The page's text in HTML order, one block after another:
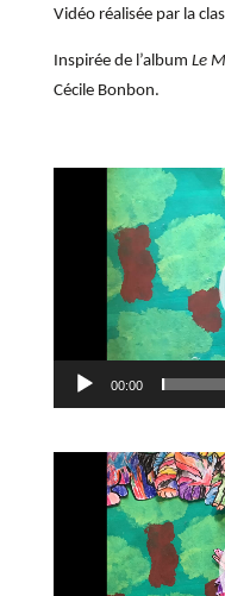
Vidéo réalisée par la
Inspirée de l’album Le
Cécile Bonbon.
Lecteur
00:00
Lecteur